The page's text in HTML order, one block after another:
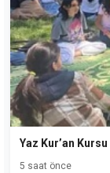
Yaz Kur’an
5 saat önce